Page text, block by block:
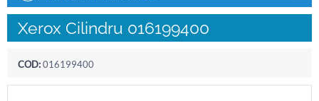
Xerox Cilindru 016199400
COD:016199400